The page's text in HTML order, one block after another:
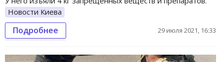
Новости Киева
Подробнее 29 июля 2021, 16:33